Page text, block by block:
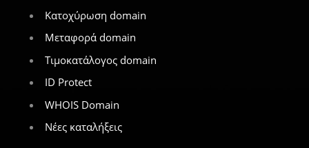
Κατοχύρωση domain
Μεταφορά domain
Τιμοκατάλογος domain
ID Protect
WHOIS Domain
Νέες καταλήξεις